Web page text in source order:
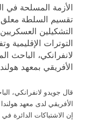
الأزمة المسلحة في
تقسيم السلطة
التشكيلين
التوترات الإقليمية
لانفرانكي،
الأفريقي بمعهد
قال جويدو لانفرانكي،
إن الاشتباكات الدائرة